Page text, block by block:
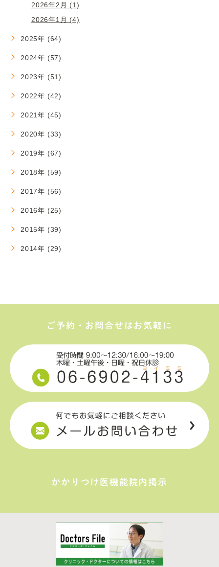
2026年2月 (1)
2026年1月 (4)
2025年 (64)
2024年 (57)
2023年 (51)
2022年 (42)
2021年 (45)
2020年 (33)
2019年 (67)
2018年 (59)
2017年 (56)
2016年 (25)
2015年 (39)
2014年 (29)
ご予約・お問合せはお気軽に
かかりつけ医機能院内掲示